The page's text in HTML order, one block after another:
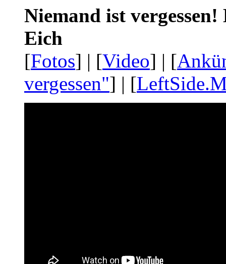
Niemand ist
Eich
[Fotos] | [Video] | [
vergessen"] | [